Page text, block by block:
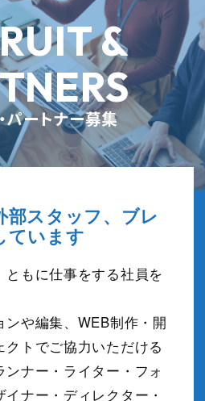
&
パートナー募集
部スタッフ、ブレ
ています
ともに仕事をする社員を
ンや編集、WEB制作・開
トでご協力いただける
ナー・ライター・フォ
イナー・ディレクター・